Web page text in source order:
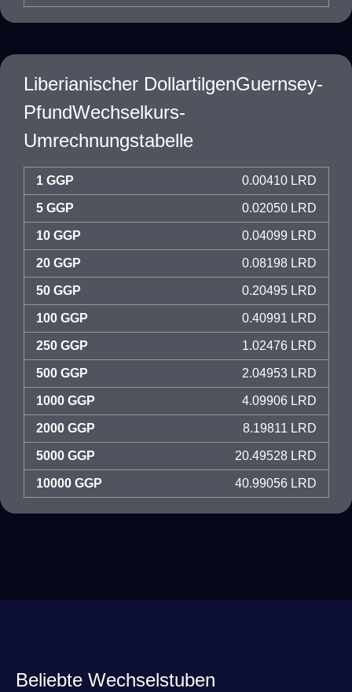
Liberianischer DollartilgenGuernsey-
PfundWechselkurs-
Umrechnungstabelle
1 GGP 0.00410 LRD
5 GGP 0.02050 LRD
10 GGP 0.04099 LRD
20 GGP 0.08198 LRD
50 GGP 0.20495 LRD
100 GGP 0.40991 LRD
250 GGP 1.02476 LRD
500 GGP 2.04953 LRD
1000 GGP 4.09906 LRD
2000 GGP 8.19811 LRD
5000 GGP 20.49528 LRD
10000 GGP 40.99056 LRD
Beliebte Wechselstuben